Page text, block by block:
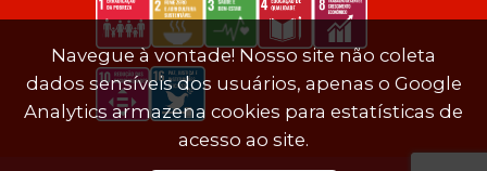
Navegue à vontade! Nosso site não coleta
dados sensíveis dos usuários, apenas o Google
Analytics armazena cookies para estatísticas de
acesso ao site.